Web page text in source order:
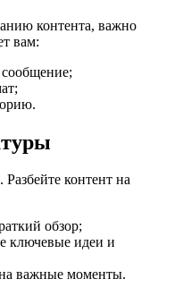
контента, важно
вам:
контент на
обзор;
ключевые идеи и
важные моменты.